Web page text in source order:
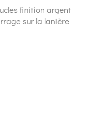
finition argent
sur la lanière